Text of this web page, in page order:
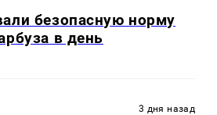
безопасную норму
в день
3 дня назад